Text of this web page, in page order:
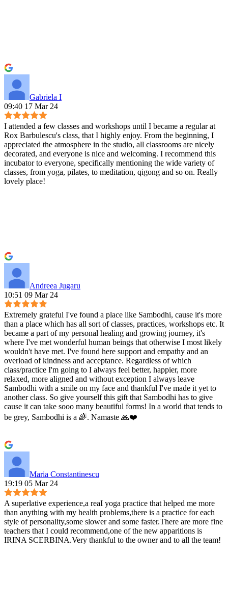
Gabriela I
09:40 17 Mar 24
I attended a few classes and workshops until I became a regular at
Rox Barbulescu's class, that I highly enjoy. From the beginning, I
appreciated the atmosphere in the studio, all classrooms are nicely
decorated, and everyone is nice and welcoming. I recommend this
incubator to everyone, specifically mentioning the wide variety of
classes, from yoga, pilates, to meditation, qigong and so on. Really
lovely place!
Andreea Jugaru
10:51 09 Mar 24
Extremely grateful I've found a place like Sambodhi, cause it's more
than a place which has all sort of classes, practices, workshops etc. It
became a part of my personal healing and growing journey, it's
where I've met wonderful human beings that otherwise I most likely
wouldn't have met. I've found here support and empathy and an
overload of kindness and acceptance. Regardless of which
class/practice I'm going to I always feel better, happier, more
relaxed, more aligned and without exception I always leave
Sambodhi with a smile on my face and thankful I've made it yet to
another class. So give yourself this gift that Sambodhi has to give
cause it can take sooo many beautiful forms! In a world that tends to
be grey, Sambodhi is a 🌈. Namaste 🙏❤️
Maria Constantinescu
19:19 05 Mar 24
A superlative experience,a reaI yoga practice that helped me more
than anything with my health problems,there is a practice for each
style of personality,some slower and some faster.There are more fine
teachers that I could recommend,one of the new apparitions is
IRINA SCERBINA.Very thankful to the owner and to all the team!